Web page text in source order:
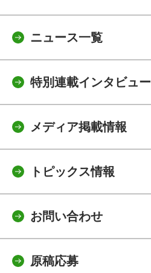
ニュース一覧
特別連載インタビュー
メディア掲載情報
トピックス情報
お問い合わせ
原稿応募